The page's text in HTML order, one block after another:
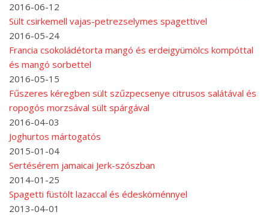
2016-06-12
Sült csirkemell vajas-petrezselymes spagettivel
2016-05-24
Francia csokoládétorta mangó és erdeigyümölcs kompóttal
és mangó sorbettel
2016-05-15
Fűszeres kéregben sült szűzpecsenye citrusos salátával és
ropogós morzsával sült spárgával
2016-04-03
Joghurtos mártogatós
2015-01-04
Sertésérem jamaicai Jerk-szószban
2014-01-25
Spagetti füstölt lazaccal és édesköménnyel
2013-04-01